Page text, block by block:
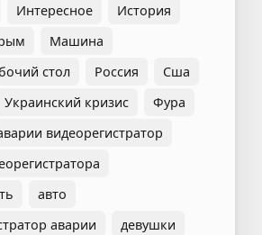
Интересное
История
Машина
стол
Россия
Сша
Украинский кризис
Фура
видеорегистратор
авто
аварии
девушки